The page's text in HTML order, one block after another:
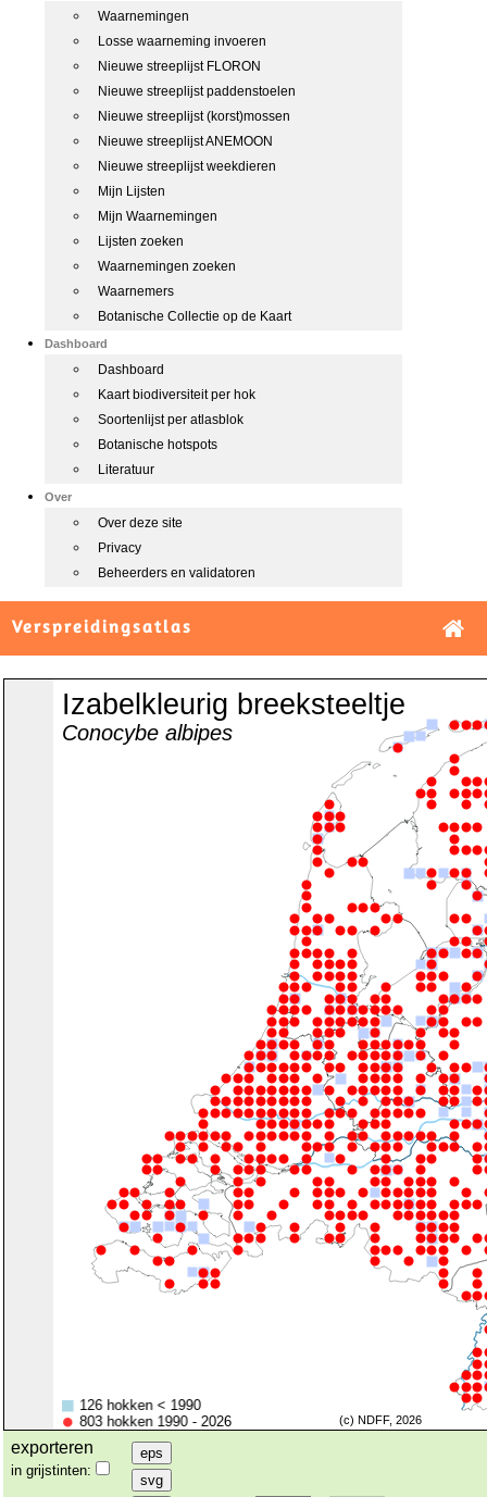
Waarnemingen
Losse waarneming invoeren
Nieuwe streeplijst FLORON
Nieuwe streeplijst paddenstoelen
Nieuwe streeplijst (korst)mossen
Nieuwe streeplijst ANEMOON
Nieuwe streeplijst weekdieren
Mijn Lijsten
Mijn Waarnemingen
Lijsten zoeken
Waarnemingen zoeken
Waarnemers
Botanische Collectie op de Kaart
Dashboard
Dashboard
Kaart biodiversiteit per hok
Soortenlijst per atlasblok
Botanische hotspots
Literatuur
Over
Over deze site
Privacy
Beheerders en validatoren
Verspreidingsatlas